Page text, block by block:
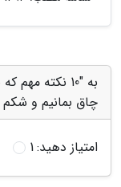
به "10 نکته
چاق بمانیم و شکم
امتیاز دهید:1